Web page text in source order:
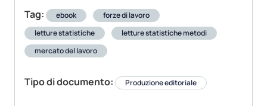
Tag: ebook
forze di lavoro
letture statistiche
letture statistiche metodi
mercato del lavoro
Tipo di documento: Produzione editoriale